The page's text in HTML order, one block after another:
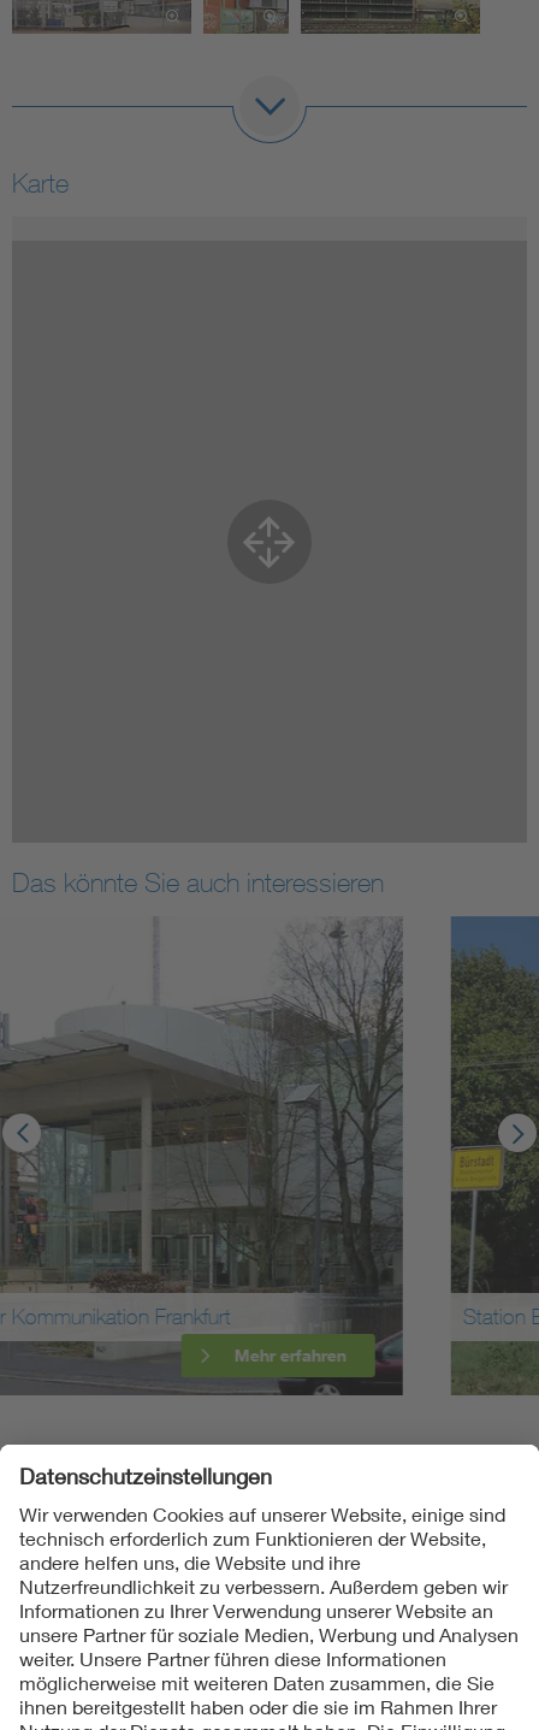
Karte
Das könnte Sie auch interessieren
Station Boxheimerhof
Mehr erfahren
Folgen Sie uns